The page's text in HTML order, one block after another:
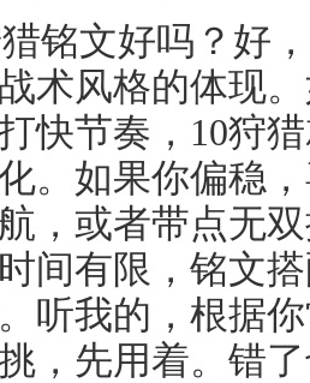
铭文好吗？好
术风格的体现
快节奏，10狩
。如果你偏稳
，或者带点无
间有限，铭文
听我的，根据
，先用着。错